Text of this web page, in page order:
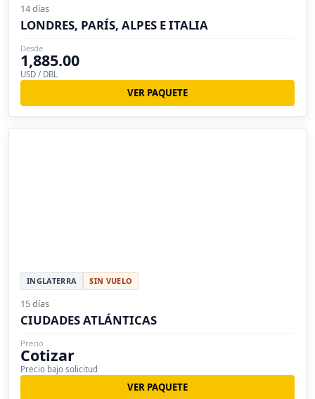
14 días
LONDRES, PARÍS, ALPES E ITALIA
Desde
1,885.00
USD / DBL
VER PAQUETE
INGLATERRA SIN VUELO
15 días
CIUDADES ATLÁNTICAS
Precio
Cotizar
Precio bajo solicitud
VER PAQUETE